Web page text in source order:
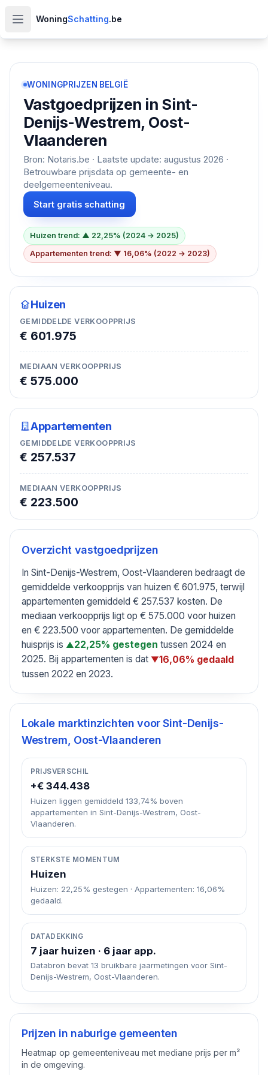
Open hoofdmenu
WoningSchatting.be
WONINGPRIJZEN BELGIË
Vastgoedprijzen in Sint-
Denijs-Westrem, Oost-
Vlaanderen
Bron: Notaris.be · Laatste update: augustus 2026 ·
Betrouwbare prijsdata op gemeente- en
deelgemeenteniveau.
Start gratis schatting
Huizen trend: ▲ 22,25% (2024 → 2025)
Appartementen trend: ▼ 16,06% (2022 → 2023)
Huizen
GEMIDDELDE VERKOOPPRIJS
€ 601.975
MEDIAAN VERKOOPPRIJS
€ 575.000
Appartementen
GEMIDDELDE VERKOOPPRIJS
€ 257.537
MEDIAAN VERKOOPPRIJS
€ 223.500
Overzicht vastgoedprijzen
In Sint-Denijs-Westrem, Oost-Vlaanderen bedraagt de
gemiddelde verkoopprijs van huizen € 601.975, terwijl
appartementen gemiddeld € 257.537 kosten. De
mediaan verkoopprijs ligt op € 575.000 voor huizen
en € 223.500 voor appartementen. De gemiddelde
huisprijs is ▲22,25% gestegen tussen 2024 en
2025. Bij appartementen is dat ▼16,06% gedaald
tussen 2022 en 2023.
Lokale marktinzichten voorSint-Denijs-
Westrem, Oost-Vlaanderen
PRIJSVERSCHIL
+€ 344.438
Huizen liggen gemiddeld 133,74% boven
appartementen in Sint-Denijs-Westrem, Oost-
Vlaanderen.
STERKSTE MOMENTUM
Huizen
Huizen: 22,25% gestegen · Appartementen: 16,06%
gedaald.
DATADEKKING
7 jaar huizen · 6 jaar app.
Databron bevat 13 bruikbare jaarmetingen voor Sint-
Denijs-Westrem, Oost-Vlaanderen.
Prijzen in naburige gemeenten
Heatmap op gemeenteniveau met mediane prijs per m²
in de omgeving.